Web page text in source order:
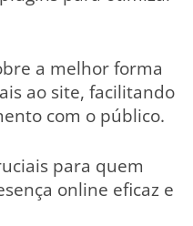
a melhor forma
ao site, facilitando
com o público.
para quem
online eficaz e